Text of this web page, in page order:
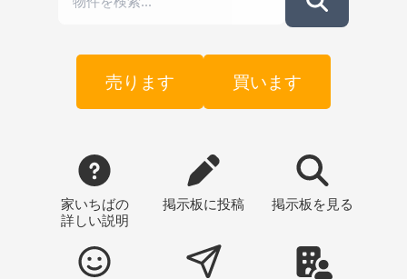
売ります 買います
家いちばの
詳しい説明
掲示板に投稿 掲示板 を見る